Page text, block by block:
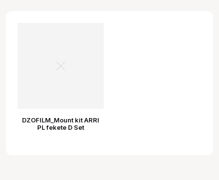
DZOFILM_Mount kit ARRI
PL fekete D Set